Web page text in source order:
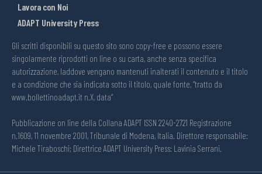
Lavora con Noi
ADAPT University Press
Gli scritti disponibili su questo sito sono copy-free e possono essere
singolarmente riprodotti on line o su carta, anche senza specifica
autorizzazione, laddove vengano mantenuti inalterati il contenuto e il titolo
e a condizione che sia indicata sotto il titolo, quale fonte, “tratto da
www.bollettinoadapt.it n.X, data“
Pubblicazione on line della Collana ADAPT ISSN 2240-2721 Registrazione
n.1609, 11 novembre 2001, Tribunale di Modena, Italia. Direttore responsabile:
Michele Tiraboschi; Direttrice ADAPT University Press: Lavinia Serrani.